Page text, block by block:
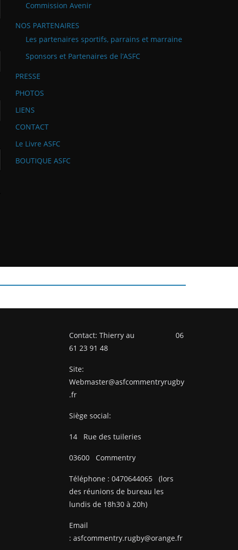
Commission Avenir
NOS PARTENAIRES
Les partenaires sportifs, parrains et marraine
Sponsors et Partenaires de l’ASFC
PRESSE
PHOTOS
LIENS
CONTACT
Le Livre ASFC
BOUTIQUE ASFC
Contact: Thierry au 06
61 23 91 48
Site:
Webmaster@asfcommentryrugby
.fr
Siège social:
14 Rue des tuileries
03600 Commentry
Téléphone : 0470644065
(lors
des réunions de bureau les
lundis de 18h30 à 20h)
Email
: asfcommentry.rugby@orange.fr